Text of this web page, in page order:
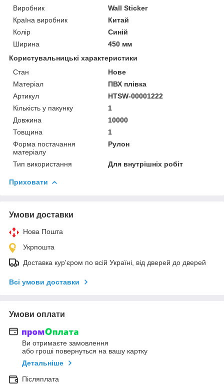
Виробник
Wall Sticker
Країна виробник
Китай
Колір
Синій
Ширина
450 мм
Користувальницькі характеристики
Стан
Нове
Матеріал
ПВХ плівка
Артикул
HTSW-00001222
Кількість у пакунку
1
Довжина
10000
Товщина
1
Форма постачання
матеріалу
Рулон
Тип використання Для внутрішніх робіт
Приховати
Умови доставки
Нова Пошта
Укрпошта
Доставка кур'єром по всій Україні, від дверей до дверей
Всі умови доставки
Умови оплати
Ви отримаєте замовлення
або гроші повернуться на вашу картку
Детальніше
Післяплата